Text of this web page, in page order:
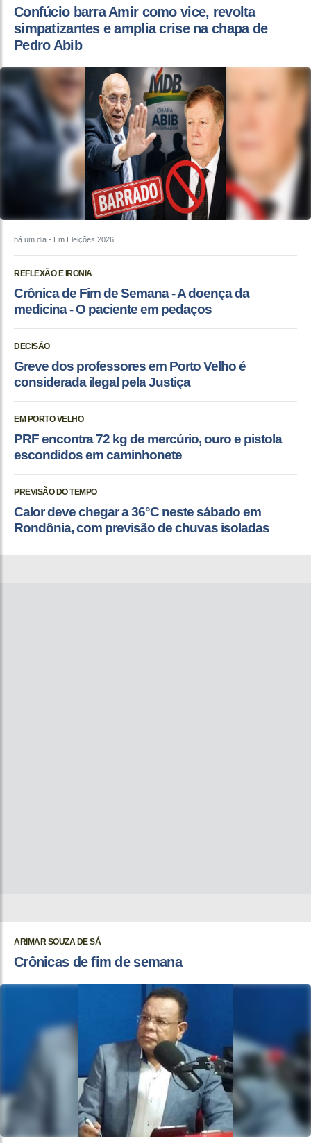
Confúcio barra Amir como vice, revolta
simpatizantes e amplia crise na chapa de
Pedro Abib
há um dia - Em Eleições 2026
REFLEXÃO E IRONIA
Crônica de Fim de Semana - A doença da
medicina - O paciente em pedaços
DECISÃO
Greve dos professores em Porto Velho é
considerada ilegal pela Justiça
EM PORTO VELHO
PRF encontra 72 kg de mercúrio, ouro e pistola
escondidos em caminhonete
PREVISÃO DO TEMPO
Calor deve chegar a 36°C neste sábado em
Rondônia, com previsão de chuvas isoladas
ARIMAR SOUZA DE SÁ
Crônicas de fim de semana